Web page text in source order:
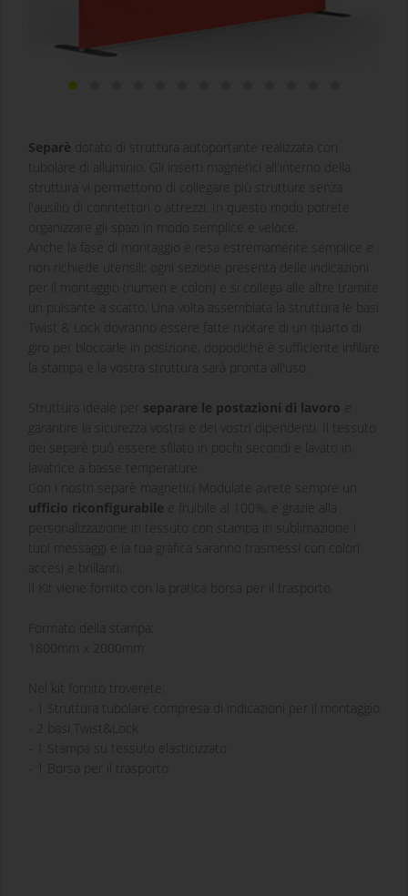
Separè dotato di struttura autoportante realizzata con
tubolare di alluminio. Gli inserti magnetici all'interno della
struttura vi permettono di collegare più strutture senza
l'ausilio di conntettori o attrezzi. In questo modo potrete
organizzare gli spazi in modo semplice e veloce.
Anche la fase di montaggio è resa estremamente semplice e
non richiede utensili: ogni sezione presenta delle indicazioni
per il montaggio (numeri e colori) e si collega alle altre tramite
un pulsante a scatto. Una volta assemblata la struttura le basi
Twist & Lock dovranno essere fatte ruotare di un quarto di
giro per bloccarle in posizione, dopodichè è sufficiente infilare
la stampa e la vostra struttura sarà pronta all'uso.
Struttura ideale per separare le postazioni di lavoro
garantire la sicurezza vostra e dei vostri dipendenti. Il tessuto
dei separè può essere sfilato in pochi secondi e lavato in
lavatrice a basse temperature.
Con i nostri separè magnetici Modulate avrete sempre un
ufficio riconfigurabile e fruibile al 100%, e grazie alla
personalizzazione in tessuto con stampa in sublimazione i
tuoi messaggi e la tua grafica saranno trasmessi con colori
accesi e brillanti.
Il Kit viene fornito con la pratica borsa per il trasporto.
Formato della stampa:
1800mm x 2000mm
Nel kit fornito troverete:
- 1 Struttura tubolare compresa di indicazioni per il montaggio
- 2 basi Twist&Lock
- 1 Stampa su tessuto elasticizzato
- 1 Borsa per il trasporto